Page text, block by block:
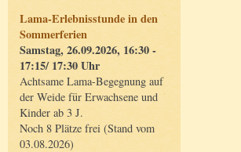
Lama-Erlebnisstunde in den
Sommerferien
Samstag, 26.09.2026, 16:30 -
17:15/ 17:30 Uhr
Achtsame Lama-Begegnung auf
der Weide für Erwachsene und
Kinder ab 3 J.
Noch 8 Plätze frei (Stand vom
03.08.2026)